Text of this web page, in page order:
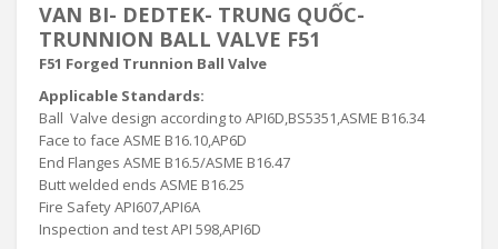
VAN BI- DEDTEK- TRUNG QUỐC-
TRUNNION BALL VALVE F51
F51 Forged Trunnion Ball Valve
Applicable Standards:
Ball Valve design according to API6D,BS5351,ASME B16.34
Face to face ASME B16.10,AP6D
End Flanges ASME B16.5/ASME B16.47
Butt welded ends ASME B16.25
Fire Safety API607,API6A
Inspection and test API 598,API6D